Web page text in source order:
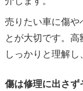
売りたい車に傷や
とが大切です。
しっかりと理解し
傷は修理に出さず